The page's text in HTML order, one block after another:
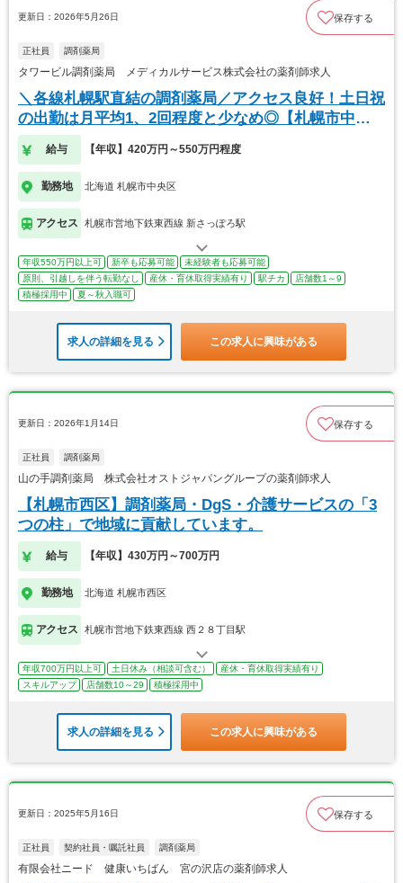
更新日：2026年5月26日 保存する
正社員 調剤薬局
タワービル調剤薬局 メディカルサービス株式会社の薬剤師求人
＼各線札幌駅直結の調剤薬局／アクセス良好！土日祝
の出勤は月平均1、2回程度と少なめ◎【札幌市中央
区】
給与 【年収】420万円～550万円程度
勤務地 北海道 札幌市中央区
アクセス 札幌市営地下鉄東西線 新さっぽろ駅
年収550万円以上可 新卒も応募可能
未経験者も応募可能
原則、引越しを伴う転勤なし
産休・育休取得実績有り 駅チカ
店舗数1～9
積極採用中
夏～秋入職可
求人の詳細を見る この求人に興味がある
更新日：2026年1月14日 保存する
正社員 調剤薬局
山の手調剤薬局 株式会社オストジャパングループの薬剤師求人
【札幌市西区】調剤薬局・DgS・介護サービスの「3
つの柱」で地域に貢献しています。
給与 【年収】430万円～700万円
勤務地 北海道 札幌市西区
アクセス 札幌市営地下鉄東西線 西２８丁目駅
年収700万円以上可 土日休み（相談可含む）
産休・育休取得実績有り
スキルアップ
店舗数10～29 積極採用中
求人の詳細を見る この求人に興味がある
更新日：2025年5月16日 保存する
正社員 契約社員・嘱託社員 調剤薬局
有限会社ニード 健康いちばん 宮の沢店の薬剤師求人